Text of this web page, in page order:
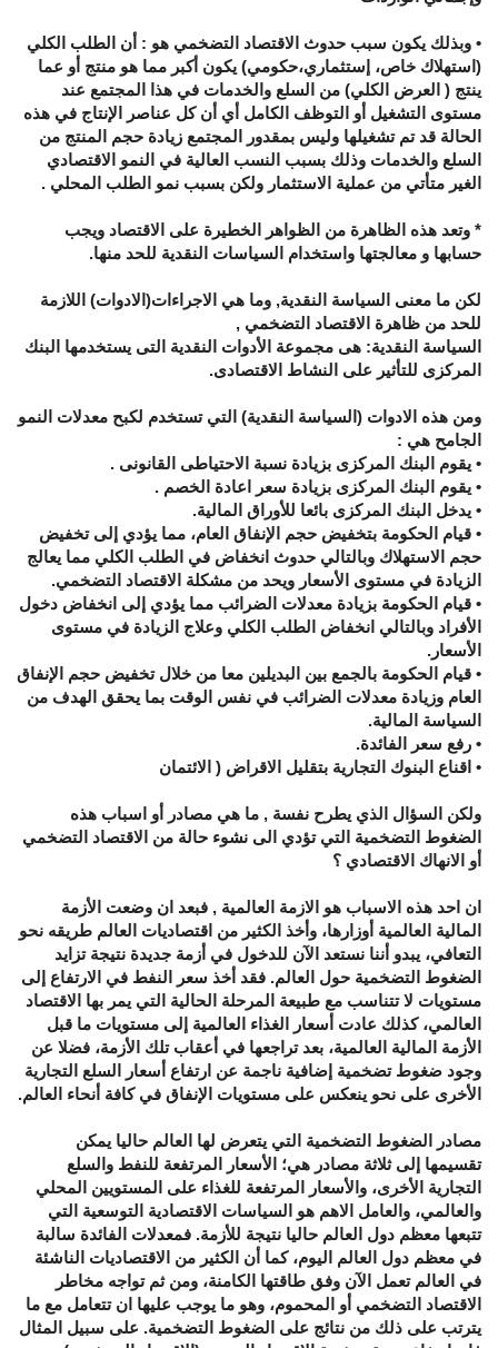
• وبذلك يكون سبب حدوث الاقتصاد التضخمي هو : أن الطلب الكلي
(استهلاك خاص، إستثماري،حكومي) يكون أكبر مما هو منتج أو عما
ينتج ( العرض الكلي) من السلع والخدمات في هذا المجتمع عند
مستوى التشغيل أو التوظف الكامل أي أن كل عناصر الإنتاج في هذه
الحالة قد تم تشغيلها وليس بمقدور المجتمع زيادة حجم المنتج من
السلع والخدمات وذلك بسبب النسب العالية في النمو الاقتصادي
الغير متأتي من عملية الاستثمار ولكن بسبب نمو الطلب المحلي .
* وتعد هذه الظاهرة من الظواهر الخطيرة على الاقتصاد ويجب
حسابها و معالجتها واستخدام السياسات النقدية للحد منها.
لكن ما معنى السياسة النقدية, وما هي الاجراءات(الادوات) اللازمة
للحد من ظاهرة الاقتصاد التضخمي ,
السياسة النقدية: هى مجموعة الأدوات النقدية التى يستخدمها البنك
المركزى للتأثير على النشاط الاقتصادى.
ومن هذه الادوات (السياسة النقدية) التي تستخدم لكبح معدلات النمو
الجامح هي :
• يقوم البنك المركزى بزيادة نسبة الاحتياطى القانونى .
• يقوم البنك المركزى بزيادة سعر اعادة الخصم .
• يدخل البنك المركزى بائعا للأوراق المالية.
• قيام الحكومة بتخفيض حجم الإنفاق العام، مما يؤدي إلى تخفيض
حجم الاستهلاك وبالتالي حدوث انخفاض في الطلب الكلي مما يعالج
الزيادة في مستوى الأسعار ويحد من مشكلة الاقتصاد التضخمي.
• قيام الحكومة بزيادة معدلات الضرائب مما يؤدي إلى انخفاض دخول
الأفراد وبالتالي انخفاض الطلب الكلي وعلاج الزيادة في مستوى
الأسعار.
• قيام الحكومة بالجمع بين البديلين معا من خلال تخفيض حجم الإنفاق
العام وزيادة معدلات الضرائب في نفس الوقت بما يحقق الهدف من
السياسة المالية.
• رفع سعر الفائدة.
• اقناع البنوك التجارية بتقليل الاقراض ( الائتمان
ولكن السؤال الذي يطرح نفسة , ما هي مصادر أو اسباب هذه
الضغوط التضخمية التي تؤدي الى نشوء حالة من الاقتصاد التضخمي
أو الانهاك الاقتصادي ؟
ان احد هذه الاسباب هو الازمة العالمية , فبعد ان وضعت الأزمة
المالية العالمية أوزارها، وأخذ الكثير من اقتصاديات العالم طريقه نحو
التعافي، يبدو أننا نستعد الآن للدخول في أزمة جديدة نتيجة تزايد
الضغوط التضخمية حول العالم. فقد أخذ سعر النفط في الارتفاع إلى
مستويات لا تتناسب مع طبيعة المرحلة الحالية التي يمر بها الاقتصاد
العالمي، كذلك عادت أسعار الغذاء العالمية إلى مستويات ما قبل
الأزمة المالية العالمية، بعد تراجعها في أعقاب تلك الأزمة، فضلا عن
وجود ضغوط تضخمية إضافية ناجمة عن ارتفاع أسعار السلع التجارية
الأخرى على نحو ينعكس على مستويات الإنفاق في كافة أنحاء العالم.
مصادر الضغوط التضخمية التي يتعرض لها العالم حاليا يمكن
تقسيمها إلى ثلاثة مصادر هي؛ الأسعار المرتفعة للنفط والسلع
التجارية الأخرى، والأسعار المرتفعة للغذاء على المستويين المحلي
والعالمي، والعامل الاهم هو السياسات الاقتصادية التوسعية التي
تتبعها معظم دول العالم حاليا نتيجة للأزمة. فمعدلات الفائدة سالبة
في معظم دول العالم اليوم، كما أن الكثير من الاقتصاديات الناشئة
في العالم تعمل الآن وفق طاقتها الكامنة، ومن ثم تواجه مخاطر
الاقتصاد التضخمي أو المحموم، وهو ما يوجب عليها ان تتعامل مع ما
يترتب على ذلك من نتائج على الضغوط التضخمية. على سبيل المثال